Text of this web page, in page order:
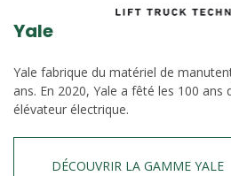
Yale
Yale fabrique du matériel de
ans. En 2020, Yale a fêté les 100
élévateur électrique.
DÉCOUVRIR LA GAMME YALE